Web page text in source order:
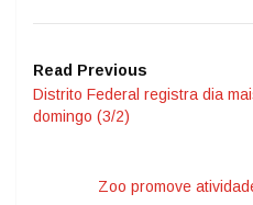
Read Previous
Distrito Federal registra dia
domingo (3/2)
Zoo promove